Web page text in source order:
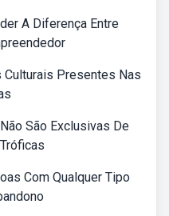
A Diferença Entre
Culturais Presentes Nas
São Exclusivas De
Com Qualquer Tipo